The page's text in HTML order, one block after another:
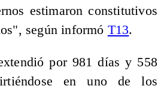
estimaron constitutivos
según informó T13.
por 981 días y 558
en uno de los